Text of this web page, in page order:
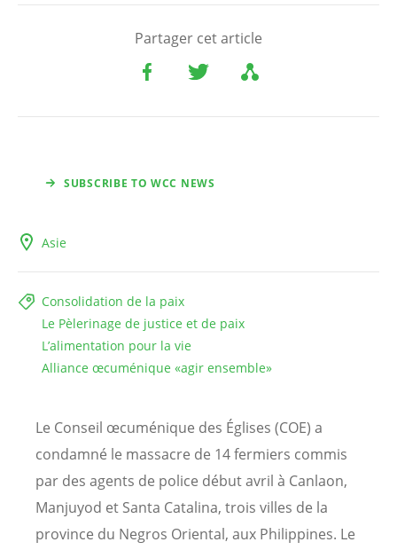
Partager cet article
SUBSCRIBE TO WCC NEWS
Asie
Consolidation de la paix
Le Pèlerinage de justice et de paix
L’alimentation pour la vie
Alliance œcuménique «agir ensemble»
Le Conseil œcuménique des Églises (COE) a
condamné le massacre de 14 fermiers commis
par des agents de police début avril à Canlaon,
Manjuyod et Santa Catalina, trois villes de la
province du Negros Oriental, aux Philippines. Le